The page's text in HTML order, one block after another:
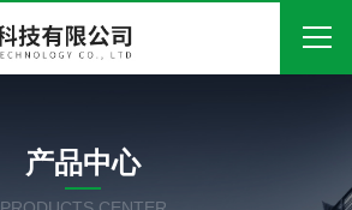
关于我们
产品中心